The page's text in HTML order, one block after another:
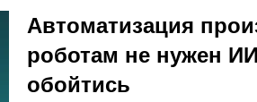
Автоматизация
роботам не нужен
обойтись